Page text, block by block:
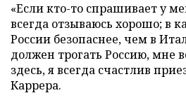
«Если кто-то спрашивает у
всегда отзываюсь хорошо; в
России безопаснее, чем в
должен трогать Россию, мне
здесь, я всегда счастлив
Каррера.